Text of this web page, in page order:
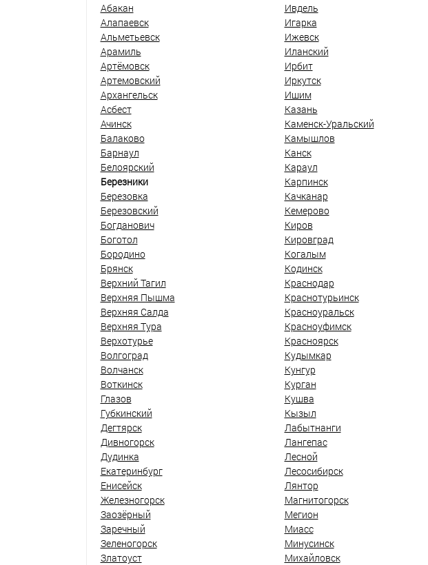
Абакан
Алапаевск
Альметьевск
Арамиль
Артёмовск
Артемовский
Архангельск
Асбест
Ачинск
Балаково
Барнаул
Белоярский
Березники
Березовка
Березовский
Богданович
Боготол
Бородино
Брянск
Верхний Тагил
Верхняя Пышма
Верхняя Салда
Верхняя Тура
Верхотурье
Волгоград
Волчанск
Воткинск
Глазов
Губкинский
Дегтярск
Дивногорск
Дудинка
Екатеринбург
Енисейск
Железногорск
Заозёрный
Заречный
Зеленогорск
Златоуст
Ивдель
Игарка
Ижевск
Иланский
Ирбит
Иркутск
Ишим
Казань
Каменск-Уральский
Камышлов
Канск
Караул
Карпинск
Качканар
Кемерово
Киров
Кировград
Когалым
Кодинск
Краснодар
Краснотурьинск
Красноуральск
Красноуфимск
Красноярск
Кудымкар
Кунгур
Курган
Кушва
Кызыл
Лабытнанги
Лангепас
Лесной
Лесосибирск
Лянтор
Магнитогорск
Мегион
Миасс
Минусинск
Михайловск